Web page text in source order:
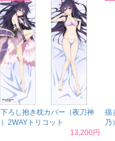
ろし抱き枕カバー（夜刀神
2WAYトリコット
13,200円
描
乃